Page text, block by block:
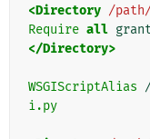
<Directory /
Require all
</Directory>
WSGIScriptAlias
i.py